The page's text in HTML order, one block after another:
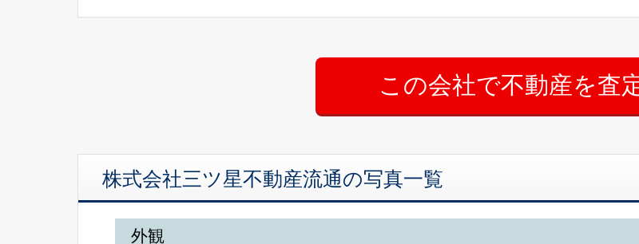
株式会社三ツ星不動産流通の写真一覧
外観